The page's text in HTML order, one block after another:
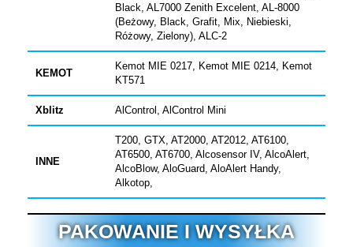
Black, AL7000 Zenith Excelent, AL-8000
(Beżowy, Black, Grafit, Mix, Niebieski,
Różowy, Zielony), ALC-2
KEMOT
Kemot MIE 0217, Kemot MIE 0214, Kemot
KT571
Xblitz AlControl, AlControl Mini
INNE
T200, GTX, AT2000, AT2012, AT6100,
AT6500, AT6700, Alcosensor IV, AlcoAlert,
AlcoBlow, AloGuard, AloAlert Handy,
Alkotop,
PAKOWANIE I WYSYŁKA